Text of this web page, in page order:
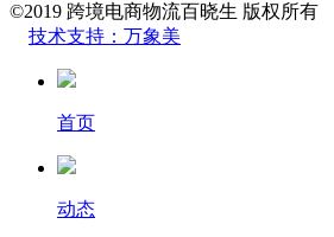
©2019 跨境电商物流百晓生 版权所有
技术支持：万象美
首页
动态